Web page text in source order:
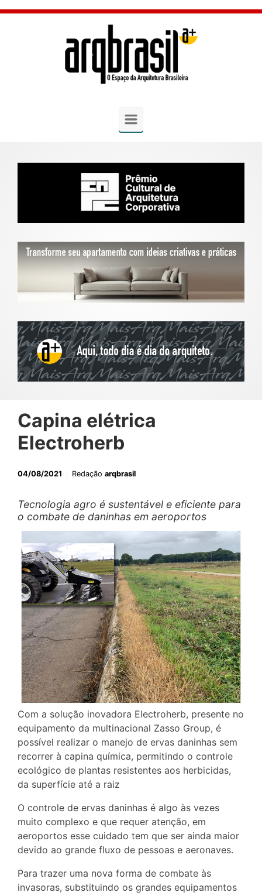
Skip to main content
Capina elétrica
Electroherb
04/08/2021 Redação arqbrasil
Tecnologia agro é sustentável e eficiente para
o combate de daninhas em aeroportos
Com a solução inovadora Electroherb, presente no
equipamento da multinacional Zasso Group, é
possível realizar o manejo de ervas daninhas sem
recorrer à capina química, permitindo o controle
ecológico de plantas resistentes aos herbicidas,
da superfície até a raiz
O controle de ervas daninhas é algo às vezes
muito complexo e que requer atenção, em
aeroportos esse cuidado tem que ser ainda maior
devido ao grande fluxo de pessoas e aeronaves.
Para trazer uma nova forma de combate às
invasoras, substituindo os grandes equipamentos